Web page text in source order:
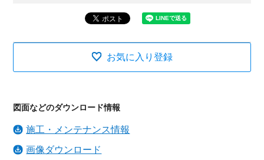
お気に入り登録
図面などのダウンロード情報
施工・メンテナンス情報
画像ダウンロード